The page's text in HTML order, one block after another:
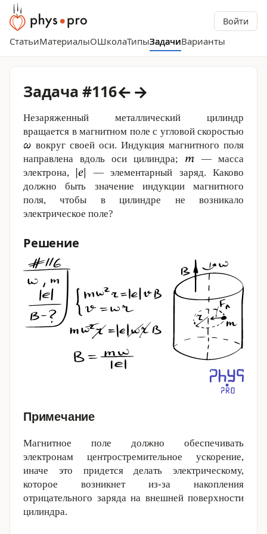
Войти
СтатьиМатериалыОШколаТипыЗадачиВарианты
Задача #116←→
Незаряженный металлический цилиндр
вращается в магнитном поле с угловой скоростью
вокруг своей оси. Индукция магнитного поля
направлена вдоль оси цилиндра;
— масса
электрона,
— элементарный заряд. Каково
должно быть значение индукции магнитного
поля, чтобы в цилиндре не возникало
электрическое поле?
Решение
Примечание
Магнитное поле должно обеспечивать
электронам центростремительное ускорение,
иначе это придется делать электрическому,
которое возникнет из-за накопления
отрицательного заряда на внешней поверхности
цилиндра.